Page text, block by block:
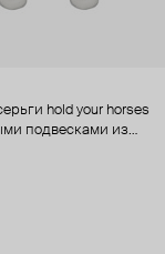
hold your horses
подвесками из
покрытием